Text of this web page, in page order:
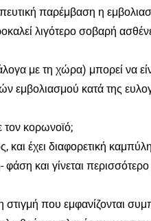
παρέμβαση η
λιγότερο σοβαρή
με τη χώρα) μπορεί να
εμβολιασμού κατά της
τον κορωνοϊό;
και έχει διαφορετική
και γίνεται
που εμφανίζονται